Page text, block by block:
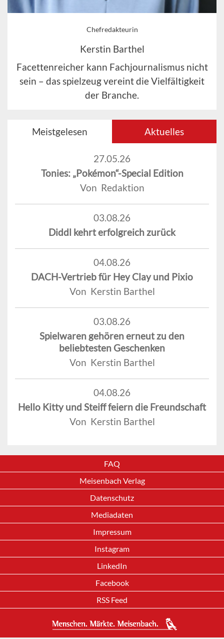
Chefredakteurin
Kerstin Barthel
Facettenreicher kann Fachjournalismus nicht
sein – das spielzeug vereint die Vielfältigkeit
der Branche.
Meistgelesen Aktuelles
27.05.26
Tonies: „Pokémon“-Special Edition
Von Redaktion
03.08.26
Diddl kehrt erfolgreich zurück
04.08.26
DACH-Vertrieb für Hey Clay und Pixio
Von Kerstin Barthel
03.08.26
Spielwaren gehören erneut zu den
beliebtesten Geschenken
Von Kerstin Barthel
04.08.26
Hello Kitty und Steiff feiern die Freundschaft
Von Kerstin Barthel
FAQ
Meisenbach Verlag
Datenschutz
Mediadaten
Impressum
Instagram
LinkedIn
Facebook
RSS Feed